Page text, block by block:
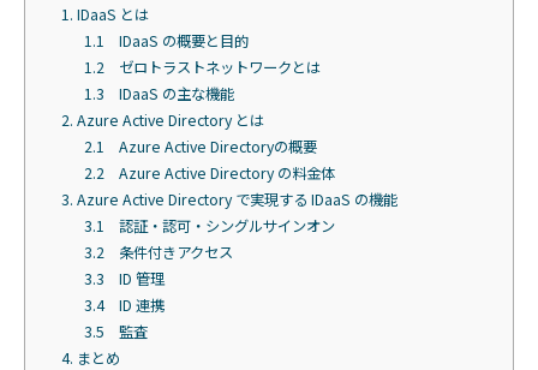
1. IDaaS とは
1.1 IDaaS の概要と目的
1.2 ゼロトラストネットワークとは
1.3 IDaaS の主な機能
2. Azure Active Directory とは
2.1 Azure Active Directoryの概要
2.2 Azure Active Directory の料金体
3. Azure Active Directory で実現する IDaaS の機能
3.1 認証・認可・シングルサインオン
3.2 条件付きアクセス
3.3 ID 管理
3.4 ID 連携
3.5 監査
4. まとめ